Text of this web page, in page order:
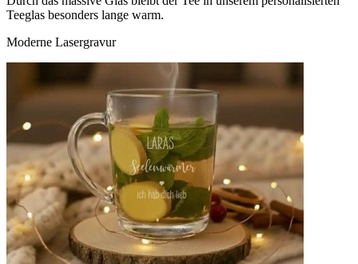
Teeglas besonders lange warm.
Moderne Lasergravur